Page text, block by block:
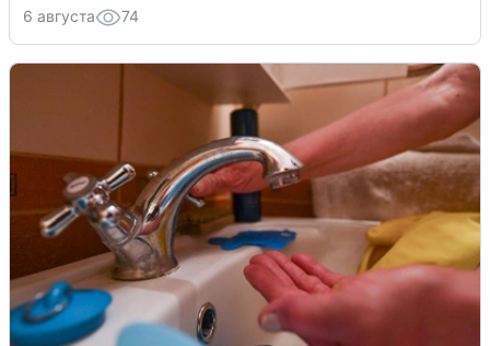
6 августа 74